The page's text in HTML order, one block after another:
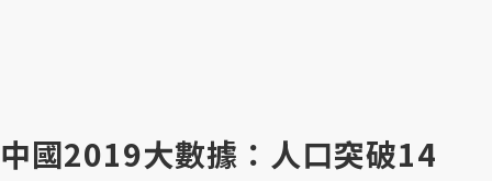
中國2019大數據：人口突破14